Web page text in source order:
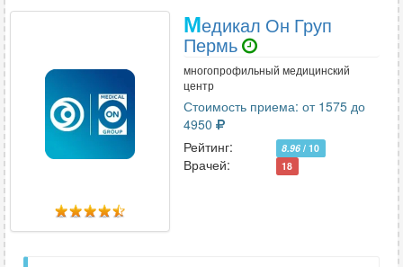
Медикал Он Груп
Пермь
многопрофильный медицинский
центр
Стоимость приема: от 1575 до
4950
Рейтинг:
8.96 / 10
Врачей: 18